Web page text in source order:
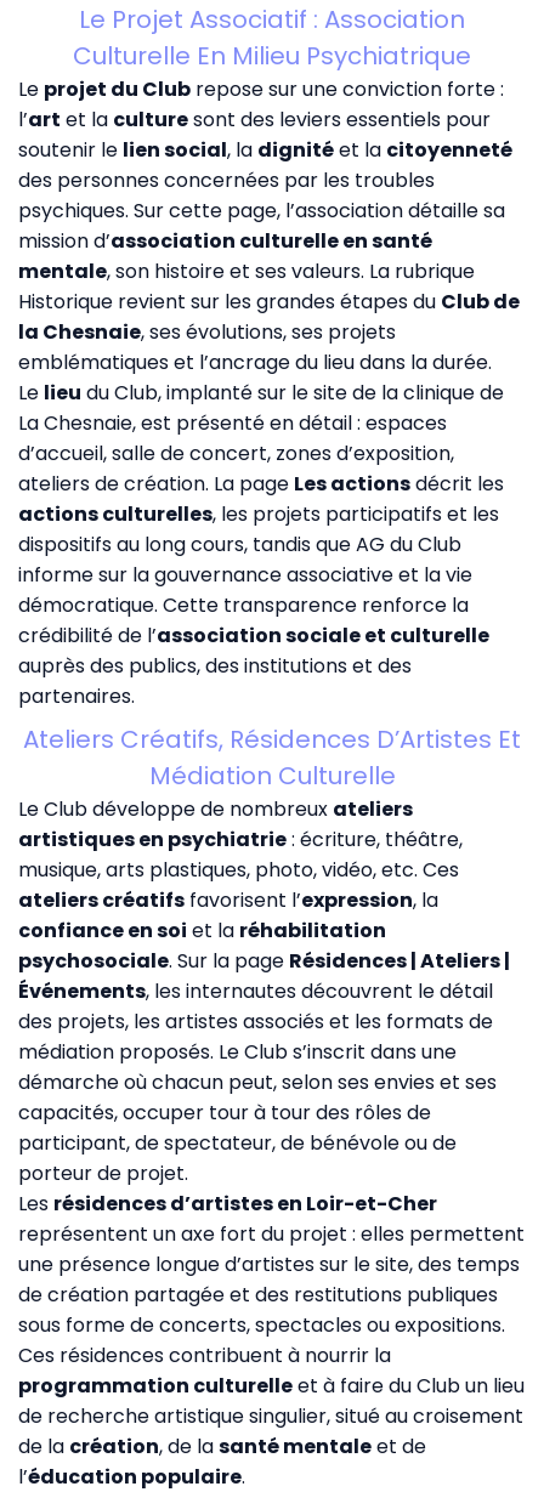
Le Projet Associatif : Association
Culturelle En Milieu Psychiatrique
Le projet du Club repose sur une conviction forte :
l’art et la culturesont des leviers essentiels pour
soutenir le lien social, la dignitéet la citoyenneté
des personnes concernées par les troubles
psychiques. Sur cette page, l’association détaille sa
mission d’association culturelle en santé
mentale, son histoire et ses valeurs. La rubrique
Historique revient sur les grandes étapes du Club de
la Chesnaie, ses évolutions, ses projets
emblématiques et l’ancrage du lieu dans la durée.
Le lieu du Club, implanté sur le site de la clinique de
La Chesnaie, est présenté en détail : espaces
d’accueil, salle de concert, zones d’exposition,
ateliers de création. La page Les actionsdécrit les
actions culturelles, les projets participatifs et les
dispositifs au long cours, tandis queAG du Club
informe sur la gouvernance associative et la vie
démocratique. Cette transparence renforce la
crédibilité de l’association sociale et culturelle
auprès des publics, des institutions et des
partenaires.
Ateliers Créatifs, Résidences D’Artistes Et
Médiation Culturelle
Le Club développe de nombreux ateliers
artistiques en psychiatrie: écriture, théâtre,
musique, arts plastiques, photo, vidéo, etc. Ces
ateliers créatifs favorisent l’expression, la
confiance en soi et la réhabilitation
psychosociale. Sur la page Résidences | Ateliers |
Événements, les internautes découvrent le détail
des projets, les artistes associés et les formats de
médiation proposés. Le Club s’inscrit dans une
démarche où chacun peut, selon ses envies et ses
capacités, occuper tour à tour des rôles de
participant, de spectateur, de bénévole ou de
porteur de projet.
Les résidences d’artistes en Loir-et-Cher
représentent un axe fort du projet : elles permettent
une présence longue d’artistes sur le site, des temps
de création partagée et des restitutions publiques
sous forme de concerts, spectacles ou expositions.
Ces résidences contribuent à nourrir la
programmation culturelleet à faire du Club un lieu
de recherche artistique singulier, situé au croisement
de la création, de lasanté mentaleet de
l’éducation populaire.